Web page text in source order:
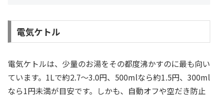
電気ケトル
電気ケトルは、少量のお湯をその都度沸かすのに最も向い
ています。1Lで約2.7〜3.0円、500mlなら約1.5円、300ml
なら1円未満が目安です。しかも、自動オフや空だき防止